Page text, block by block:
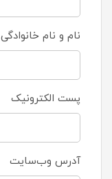
نام و نام خانوادگی
پست الکترونیک
آدرس وب‌سایت